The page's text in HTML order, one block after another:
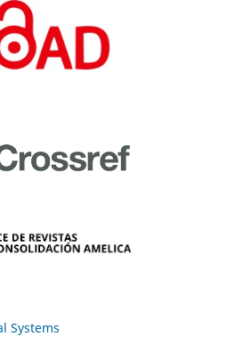
Systems